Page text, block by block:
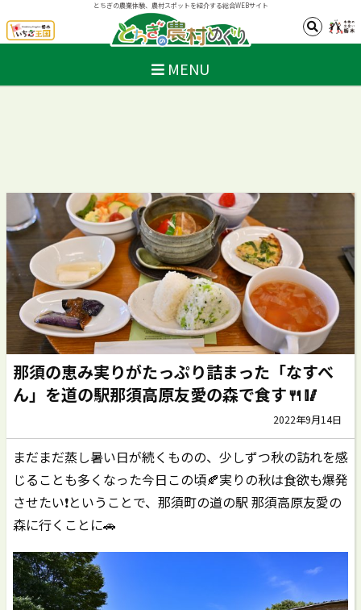
とちぎの農業体験、農村スポットを紹介する総合WEBサイト
MENU
那須の恵み実りがたっぷり詰まった「なすべ
ん」を道の駅那須高原友愛の森で食す🍴🥢
2022年9月14日
まだまだ蒸し暑い日が続くものの、少しずつ秋の訪れを感
じることも多くなった今日この頃🍂実りの秋は食欲も爆発
させたい❗️ということで、那須町の道の駅 那須高原友愛の
森に行くことに🚗